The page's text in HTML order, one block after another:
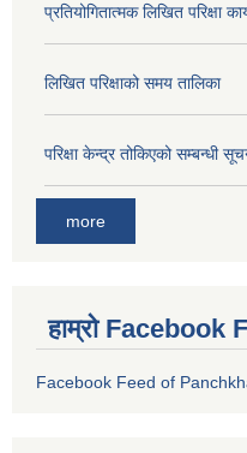
प्रतियोगितात्मक लिखित परिक्षा
लिखित परिक्षाको समय तालिका
परिक्षा केन्द्र तोकिएको सम्बन्धी
more
हाम्रो Facebook
Facebook Feed of